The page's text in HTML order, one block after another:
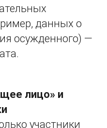
данных о
осужденного) —
лицо» и
участники